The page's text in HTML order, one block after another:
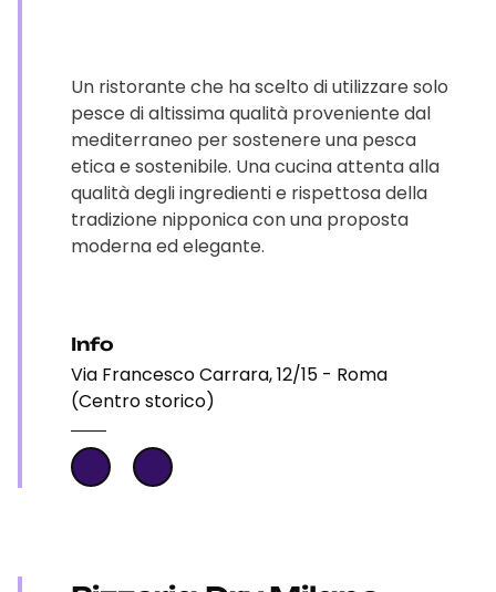
Un ristorante che ha scelto di utilizzare solo
pesce di altissima qualità proveniente dal
mediterraneo per sostenere una pesca
etica e sostenibile. Una cucina attenta alla
qualità degli ingredienti e rispettosa della
tradizione nipponica con una proposta
moderna ed elegante.
Info
Via Francesco Carrara, 12/15 - Roma
(Centro storico)